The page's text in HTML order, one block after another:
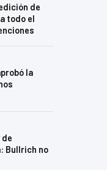
de
todo el
la
Bullrich no